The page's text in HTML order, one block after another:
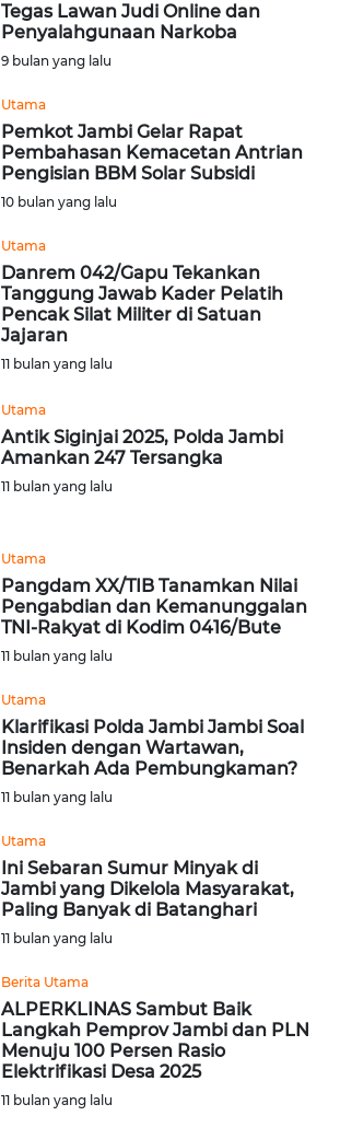
Tegas Lawan Judi Online dan
Penyalahgunaan Narkoba
9 bulan yang lalu
Utama
Pemkot Jambi Gelar Rapat
Pembahasan Kemacetan Antrian
Pengisian BBM Solar Subsidi
10 bulan yang lalu
Utama
Danrem 042/Gapu Tekankan
Tanggung Jawab Kader Pelatih
Pencak Silat Militer di Satuan
Jajaran
11 bulan yang lalu
Utama
Antik Siginjai 2025, Polda Jambi
Amankan 247 Tersangka
11 bulan yang lalu
Utama
Pangdam XX/TIB Tanamkan Nilai
Pengabdian dan Kemanunggalan
TNI-Rakyat di Kodim 0416/Bute
11 bulan yang lalu
Utama
Klarifikasi Polda Jambi Jambi Soal
Insiden dengan Wartawan,
Benarkah Ada Pembungkaman?
11 bulan yang lalu
Utama
Ini Sebaran Sumur Minyak di
Jambi yang Dikelola Masyarakat,
Paling Banyak di Batanghari
11 bulan yang lalu
Berita Utama
ALPERKLINAS Sambut Baik
Langkah Pemprov Jambi dan PLN
Menuju 100 Persen Rasio
Elektrifikasi Desa 2025
11 bulan yang lalu